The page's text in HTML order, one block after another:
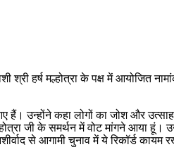
श्री हर्ष मल्होत्रा के पक्ष में आयोजित
हैं। उन्होंने कहा लोगों का जोश और
जी के समर्थन में वोट मांगने आया हूं।
से आगामी चुनाव में ये रिकॉर्ड कायम